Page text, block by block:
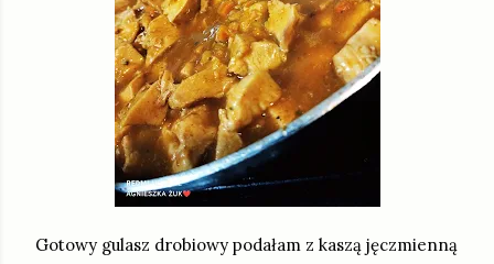
Gotowy gulasz drobiowy podałam z kaszą jęczmienną